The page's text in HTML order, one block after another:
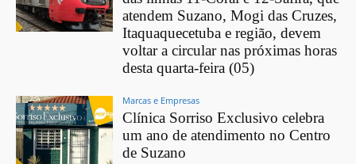
atendem Suzano, Mogi das Cruzes,
Itaquaquecetuba e região, devem
voltar a circular nas próximas horas
desta quarta-feira (05)
Marcas e Empresas
Clínica Sorriso Exclusivo celebra
um ano de atendimento no Centro
de Suzano